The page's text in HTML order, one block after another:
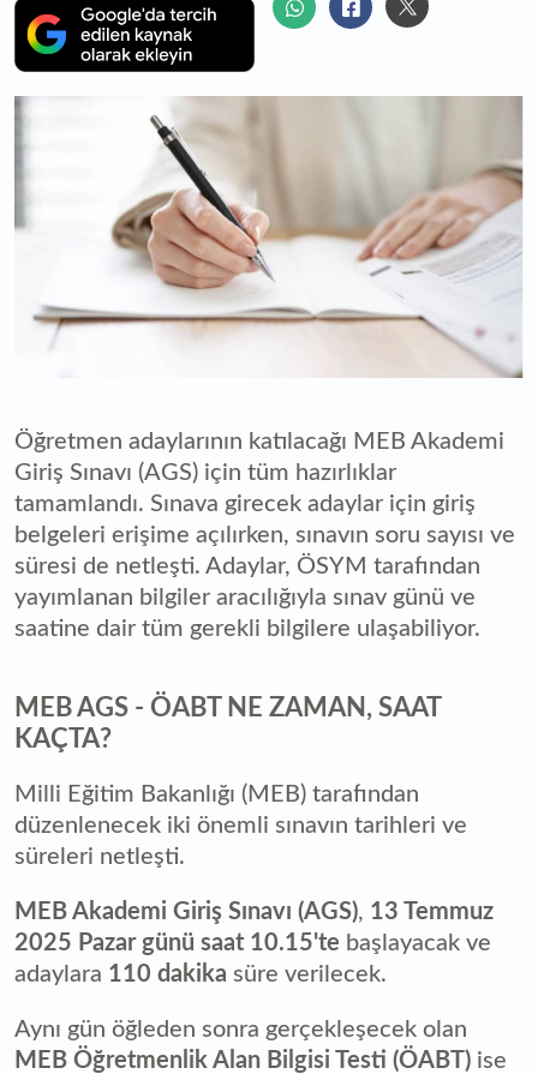
Öğretmen adaylarının katılacağı MEB Akademi
Giriş Sınavı (AGS) için tüm hazırlıklar
tamamlandı. Sınava girecek adaylar için giriş
belgeleri erişime açılırken, sınavın soru sayısı ve
süresi de netleşti. Adaylar, ÖSYM tarafından
yayımlanan bilgiler aracılığıyla sınav günü ve
saatine dair tüm gerekli bilgilere ulaşabiliyor.
MEB AGS - ÖABT NE ZAMAN, SAAT
KAÇTA?
Milli Eğitim Bakanlığı (MEB) tarafından
düzenlenecek iki önemli sınavın tarihleri ve
süreleri netleşti.
MEB Akademi Giriş Sınavı (AGS), 13 Temmuz
2025 Pazar günü saat 10.15'te başlayacak ve
adaylara 110 dakika süre verilecek.
Aynı gün öğleden sonra gerçekleşecek olan
MEB Öğretmenlik Alan Bilgisi Testi (ÖABT) ise